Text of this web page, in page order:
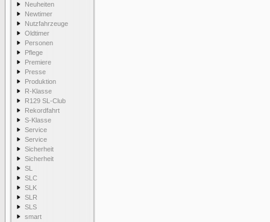
Neuheiten
Newtimer
Nutzfahrzeuge
Oldtimer
Personen
Pflege
Premiere
Presse
Produktion
R-Klasse
R129 SL-Club
Rekordfahrt
S-Klasse
Service
Service
Sicherheit
Sicherheit
SL
SLC
SLK
SLR
SLS
smart